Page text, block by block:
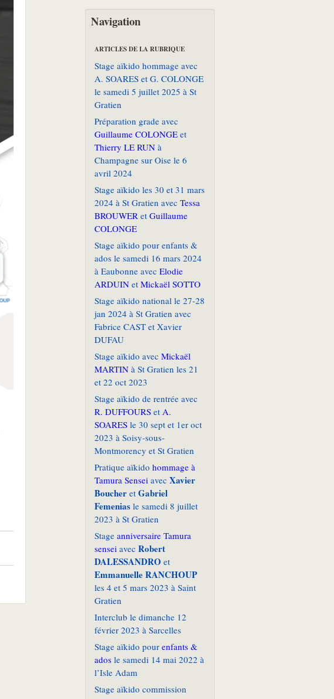
Navigation
ARTICLES DE LA RUBRIQUE
Stage aïkido hommage avec
A. SOARES et G. COLONGE
le samedi 5 juillet 2025 à St
Gratien
Préparation grade avec
Guillaume COLONGE et
Thierry LE RUN à
Champagne sur Oise le 6
avril 2024
Stage aïkido les 30 et 31 mars
2024 à St Gratien avec Tessa
BROUWER et Guillaume
COLONGE
Stage aïkido pour enfants &
ados le samedi 16 mars 2024
à Eaubonne avec Elodie
ARDUIN et Mickaël SOTTO
Stage aïkido national le 27-28
jan 2024 à St Gratien avec
Fabrice CAST et Xavier
DUFAU
Stage aïkido avec Mickaël
MARTIN à St Gratien les 21
et 22 oct 2023
Stage aïkido de rentrée avec
R. DUFFOURS et A.
SOARES le 30 sept et 1er oct
2023 à Soisy-sous-
Montmorency et St Gratien
Pratique aïkido hommage à
Tamura Sensei avec Xavier
Boucher et Gabriel
Femenias le samedi 8 juillet
2023 à St Gratien
Stage anniversaire Tamura
sensei avec Robert
DALESSANDRO et
Emmanuelle RANCHOUP
les 4 et 5 mars 2023 à Saint
Gratien
Interclub le dimanche 12
février 2023 à Sarcelles
Stage aïkido pour enfants &
ados le samedi 14 mai 2022 à
l’Isle Adam
Stage aïkido commission